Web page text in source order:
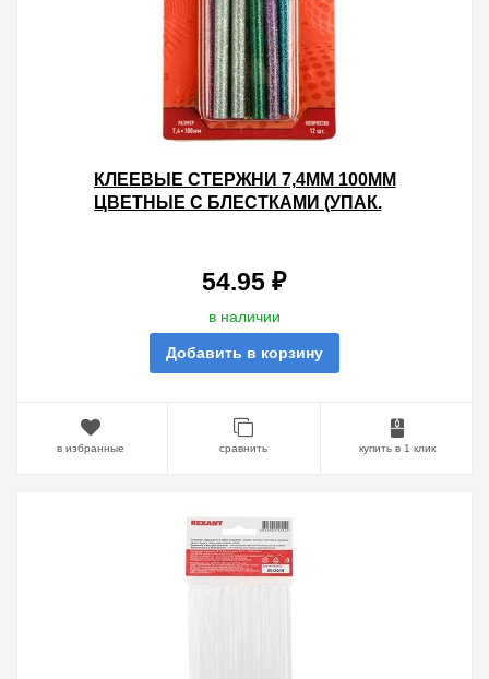
КЛЕЕВЫЕ СТЕРЖНИ 7,4ММ 100ММ
ЦВЕТНЫЕ С БЛЕСТКАМИ (УПАК.
54.95 ₽
в наличии
Добавить в корзину
в избранные сравнить купить в 1 клик